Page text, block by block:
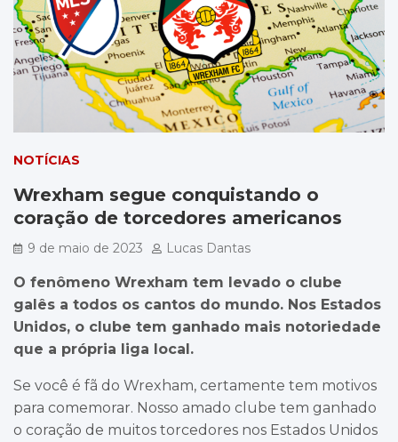
NOTÍCIAS
Wrexham segue conquistando o
coração de torcedores americanos
9 de maio de 2023 Lucas Dantas
O fenômeno Wrexham tem levado o clube
galês a todos os cantos do mundo. Nos Estados
Unidos, o clube tem ganhado mais notoriedade
que a própria liga local.
Se você é fã do Wrexham, certamente tem motivos
para comemorar. Nosso amado clube tem ganhado
o coração de muitos torcedores nos Estados Unidos